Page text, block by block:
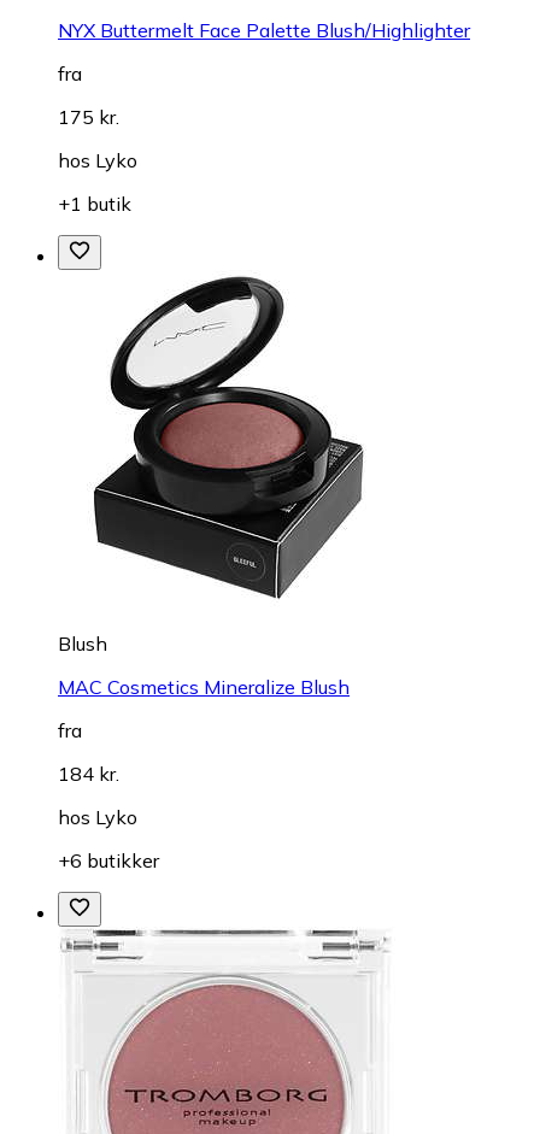
NYX Buttermelt Face Palette Blush/Highlighter
fra
175 kr.
hos Lyko
+1 butik
Blush
MAC Cosmetics Mineralize Blush
fra
184 kr.
hos Lyko
+6 butikker